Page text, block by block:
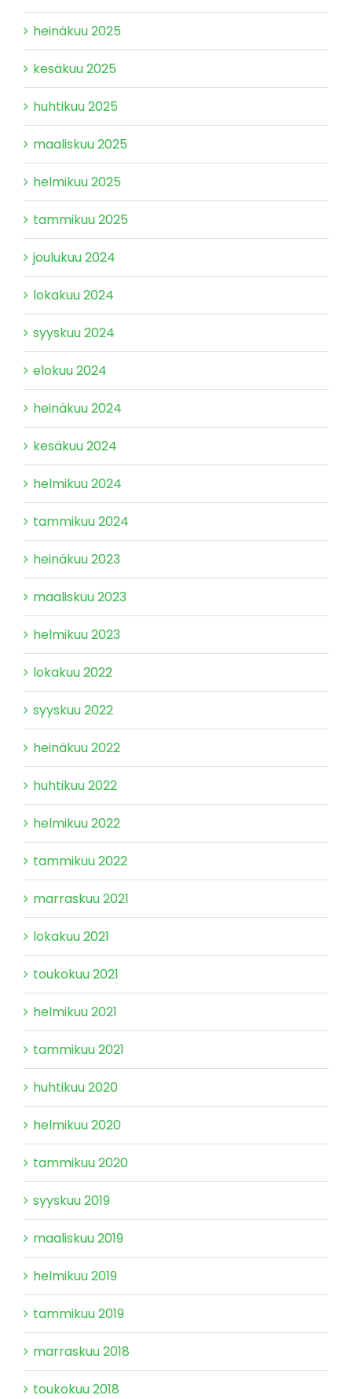
heinäkuu 2025
kesäkuu 2025
huhtikuu 2025
maaliskuu 2025
helmikuu 2025
tammikuu 2025
joulukuu 2024
lokakuu 2024
syyskuu 2024
elokuu 2024
heinäkuu 2024
kesäkuu 2024
helmikuu 2024
tammikuu 2024
heinäkuu 2023
maaliskuu 2023
helmikuu 2023
lokakuu 2022
syyskuu 2022
heinäkuu 2022
huhtikuu 2022
helmikuu 2022
tammikuu 2022
marraskuu 2021
lokakuu 2021
toukokuu 2021
helmikuu 2021
tammikuu 2021
huhtikuu 2020
helmikuu 2020
tammikuu 2020
syyskuu 2019
maaliskuu 2019
helmikuu 2019
tammikuu 2019
marraskuu 2018
toukokuu 2018